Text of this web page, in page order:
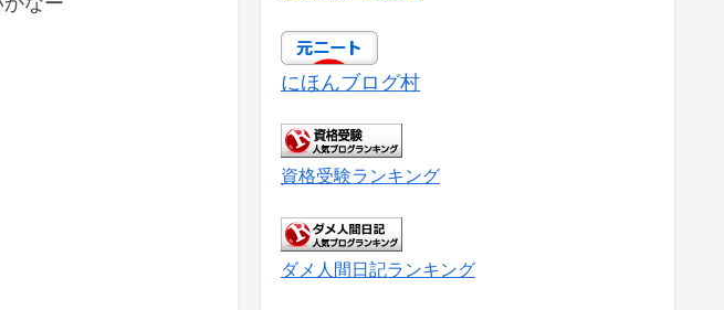
にほんブログ村
資格受験ランキング
ダメ人間日記ランキング